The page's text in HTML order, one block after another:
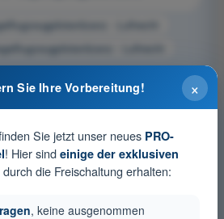
- Luftrecht
- Luftrecht
×
Sie Ihre Vorbereitung!
Sie jetzt unser neues PRO-
! Hier sind einige der exklusiven
die Freischaltung erhalten:
, keine ausgenommen